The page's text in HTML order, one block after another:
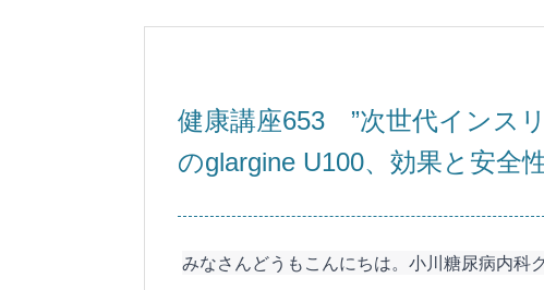
健康講座653 ”次世代インス
のglargine U100、効果と安全
みなさんどうもこんにちは。小川糖尿病内科